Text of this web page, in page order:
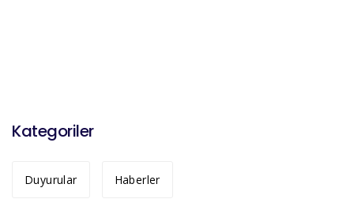
Kategoriler
Duyurular Haberler